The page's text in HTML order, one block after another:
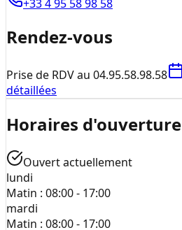
+33 4 95 58 98 58
Rendez-vous
Prise de RDV au 04.95.58.98.58
détaillées
Horaires d'ouverture
Ouvert actuellement
lundi
Matin : 08:00 - 17:00
mardi
Matin : 08:00 - 17:00